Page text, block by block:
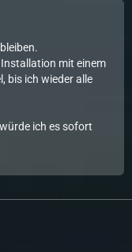
mit einem
bis ich wieder alle
ich es sofort